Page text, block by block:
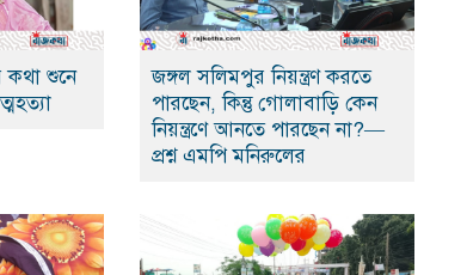
কথা শুনে
জঙ্গল সলিমপুর নিয়ন্ত্রণ করতে
পারছেন, কিন্তু গোলাবাড়ি কেন
নিয়ন্ত্রণে আনতে পারছেন না?—
প্রশ্ন এমপি মনিরুলের